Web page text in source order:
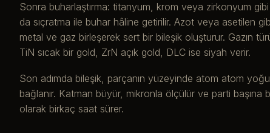
Sonra buharlaştırma: titanyum, krom veya zirkonyum
da sıçratma ile buhar hâline getirilir. Azot veya asetilen
metal ve gaz birleşerek sert bir bileşik oluşturur. Gazın
TiN sıcak bir gold, ZrN açık gold, DLC ise siyah verir.
Son adımda bileşik, parçanın yüzeyinde atom atom
bağlanır. Katman büyür, mikronla ölçülür ve parti başına
olarak birkaç saat sürer.